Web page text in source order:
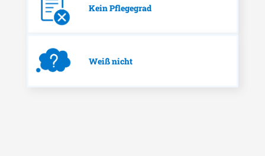
Kein Pflegegrad
Weiß nicht